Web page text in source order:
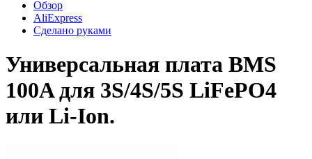
Обзор
AliExpress
Сделано руками
Универсальная плата BMS
100A для 3S/4S/5S LiFePO4
или Li-Ion.